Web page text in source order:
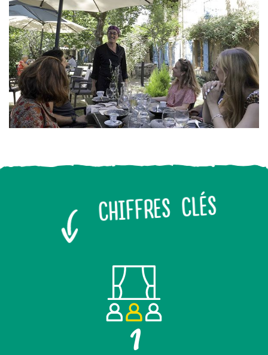
CHIFFRES CLÉS
1